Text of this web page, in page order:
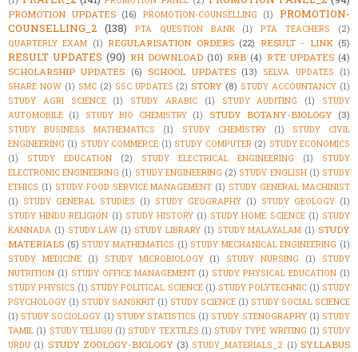
PROMOTION UPDATES (16) PROMOTION-COUNSELLING (1)
PROMOTION-
COUNSELLING_2 (138) PTA QUESTION BANK (1) PTA TEACHERS
(2)
QUARTERLY EXAM (1) REGULARISATION ORDERS (22) RESULT - LINK (5)
RESULT UPDATES (90) RH DOWNLOAD (10) RRB (4) RTE UPDATES (4)
SCHOLARSHIP UPDATES (6) SCHOOL UPDATES (13) SELVA UPDATES
(1)
SHARE NOW (1) SMC (2) SSC UPDATES (2) STORY (8) STUDY ACCOUNTANCY (1)
STUDY AGRI SCIENCE
(1) STUDY ARABIC (1) STUDY AUDITING (1)
STUDY
AUTOMOBILE (1) STUDY BIO CHEMISTRY (1) STUDY BOTANY-BIOLOGY (3)
STUDY BUSINESS MATHEMATICS (1) STUDY CHEMISTRY (1)
STUDY CIVIL
ENGINEERING (1) STUDY COMMERCE (1) STUDY COMPUTER (2) STUDY ECONOMICS
(1)
STUDY EDUCATION (2) STUDY ELECTRICAL ENGINEERING (1)
STUDY
ELECTRONIC ENGINEERING (1) STUDY ENGINEERING (2) STUDY ENGLISH (1) STUDY
ETHICS (1) STUDY FOOD SERVICE MANAGEMENT (1) STUDY GENERAL MACHINIST
(1) STUDY GENERAL STUDIES (1) STUDY GEOGRAPHY (1) STUDY GEOLOGY (1)
STUDY HINDU RELIGION (1) STUDY HISTORY (1) STUDY HOME SCIENCE (1) STUDY
KANNADA (1) STUDY LAW (1) STUDY LIBRARY (1) STUDY MALAYALAM (1) STUDY
MATERIALS (5) STUDY MATHEMATICS (1) STUDY MECHANICAL ENGINEERING (1)
STUDY MEDICINE
(1) STUDY MICROBIOLOGY (1) STUDY NURSING (1)
STUDY
NUTRITION (1) STUDY OFFICE MANAGEMENT (1) STUDY PHYSICAL EDUCATION (1)
STUDY PHYSICS (1) STUDY POLITICAL SCIENCE (1) STUDY POLYTECHNIC (1) STUDY
PSYCHOLOGY (1) STUDY SANSKRIT (1) STUDY SCIENCE (1) STUDY SOCIAL SCIENCE
(1) STUDY SOCIOLOGY (1) STUDY STATISTICS (1) STUDY STENOGRAPHY (1) STUDY
TAMIL (1) STUDY TELUGU (1) STUDY TEXTILES (1) STUDY TYPE WRITING (1) STUDY
URDU (1) STUDY ZOOLOGY-BIOLOGY (3) STUDY_MATERIALS_2 (1) SYLLABUS